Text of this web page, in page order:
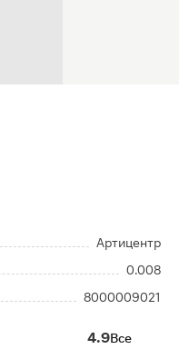
Артицентр
0.008
8000009021
4.9Все